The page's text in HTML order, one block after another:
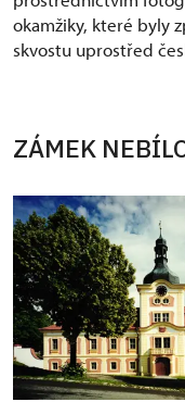
okamžiky, které byly
skvostu uprostřed
ZÁMEK